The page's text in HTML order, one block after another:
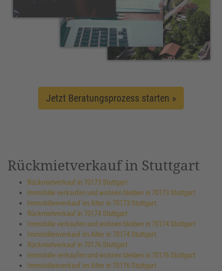
Jetzt Beratungsprozess starten »
Rückmietverkauf in Stuttgart
Rückmietverkauf in 70173 Stuttgart
Immobilie verkaufen und wohnen bleiben in 70173 Stuttgart
Immobilienverkauf im Alter in 70173 Stuttgart
Rückmietverkauf in 70174 Stuttgart
Immobilie verkaufen und wohnen bleiben in 70174 Stuttgart
Immobilienverkauf im Alter in 70174 Stuttgart
Rückmietverkauf in 70176 Stuttgart
Immobilie verkaufen und wohnen bleiben in 70176 Stuttgart
Immobilienverkauf im Alter in 70176 Stuttgart